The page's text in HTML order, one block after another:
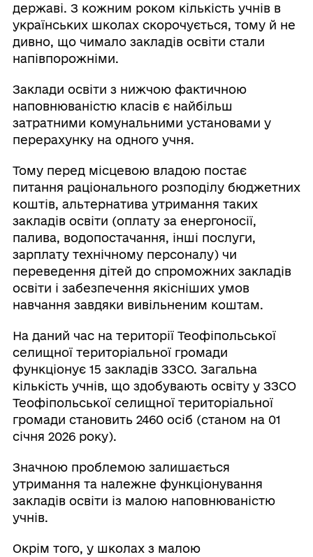
державі. З кожним роком кількість учнів в
українських школах скорочується, тому й не
дивно, що чимало закладів освіти стали
напівпорожніми.
Заклади освіти з нижчою фактичною
наповнюваністю класів є найбільш
затратними комунальними установами у
перерахунку на одного учня.
Тому перед місцевою владою постає
питання раціонального розподілу бюджетних
коштів, альтернатива утримання таких
закладів освіти (оплату за енергоносії,
палива, водопостачання, інші послуги,
зарплату технічному персоналу) чи
переведення дітей до спроможних закладів
освіти і забезпечення якісніших умов
навчання завдяки вивільненим коштам.
На даний час на території Теофіпольської
селищної територіальної громади
функціонує 15 закладів ЗЗСО. Загальна
кількість учнів, що здобувають освіту у ЗЗСО
Теофіпольської селищної територіальної
громади становить 2460 осіб (станом на 01
січня 2026 року).
Значною проблемою залишається
утримання та належне функціонування
закладів освіти із малою наповнюваністю
учнів.
Окрім того, у школах з малою